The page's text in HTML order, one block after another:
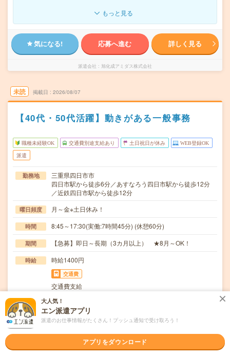
もっと見る
気になる! 応募へ進む 詳しく見る
派遣会社 旭化成アミダス株式会社
未読 掲載日 2026/08/07
【40代・50代活躍】動きがある一般事務
職種未経験OK 交通費別途支給あり 土日祝日が休み WEB登録OK
派遣
勤務地
三重県四日市市
四日市駅から徒歩6分／あすなろう四日市駅から徒歩12分
／近鉄四日市駅から徒歩12分
曜日頻度 月～金※土日休み！
時間 8:45～17:30(実働:7時間45分) (休憩60分)
期間 【急募】即日～長期（3カ月以上） ★8月～OK！
時給 時給1400円
交通費
交通費支給
仕事内容
インフラ関連会社での一般事務です！［1］行政（市役
所・警察など）への許可証提出・受取業務（道路使用許…
応募資格
職種未経験OK！業界未経験OK！【こんな方におススメ！
まずはご応募ください／歓迎条件】事務経験ある方…
大人気！
エン派遣アプリ
派遣のお仕事情報がたくさん！プッシュ通知で受け取ろう！
アプリをダウンロード